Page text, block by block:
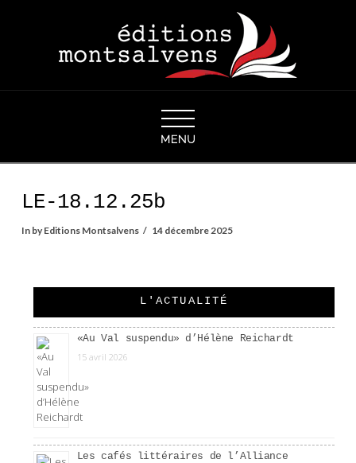
LE-18.12.25b
In by Editions Montsalvens 14 décembre 2025
L'ACTUALITÉ
«Au Val suspendu» d’Hélène Reichardt
15 avril 2026
Les cafés littéraires de l’Alliance